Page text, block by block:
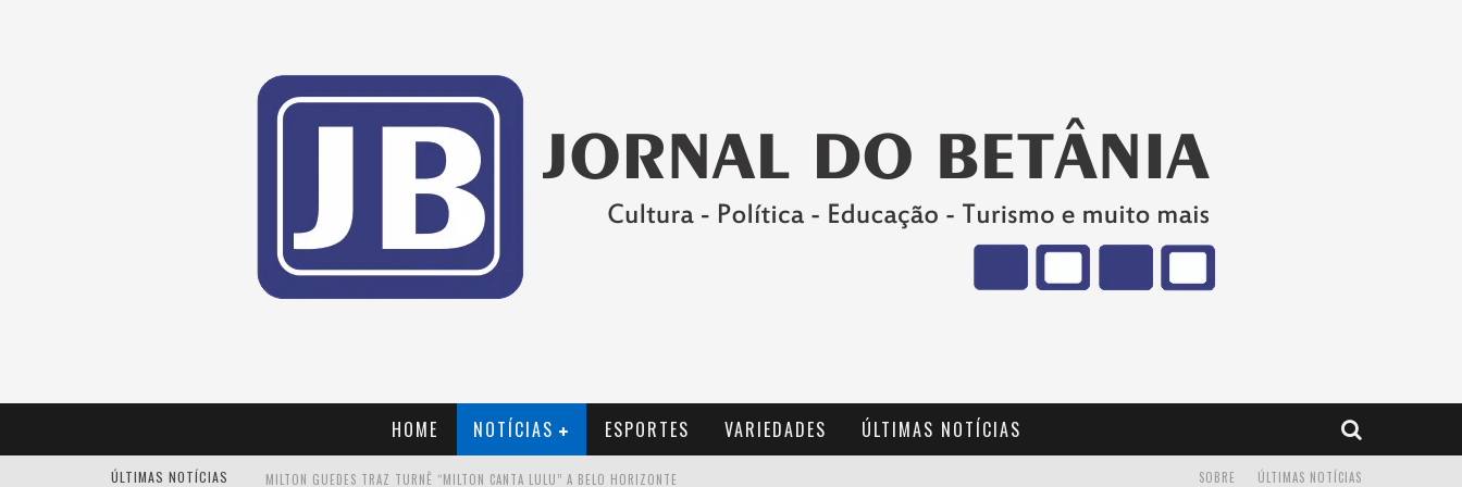
HOME NOTÍCIAS ESPORTES VARIEDADES ÚLTIMAS NOTÍCIAS
ÚLTIMAS NOTÍCIAS MILTON GUEDES TRAZ TURNÊ “MILTON CANTA LULU” A BELO HORIZONTE ÚLTIMAS NOTÍCIAS
SOBRE